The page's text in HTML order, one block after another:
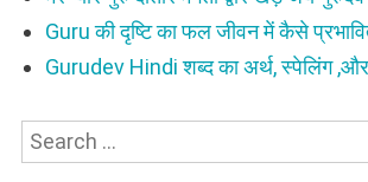
Guru की दृष्टि का फल जीवन में कैसे
Gurudev Hindi शब्द का अर्थ, स्पेलिंग